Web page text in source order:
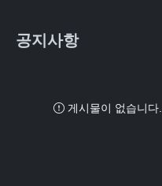
공지사항
게시물이 없습니다.